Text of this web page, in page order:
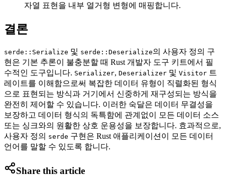
자열 표현을 내부 열거형 변형에 매핑합니다.
결론
serde::Serialize 및 serde::Deserialize의 사용자 정의 구
현은 기본 추론이 불충분할 때 Rust 개발자 도구 키트에서 필
수적인 도구입니다. Serializer, Deserializer 및 Visitor 트
레이트를 이해함으로써 복잡한 데이터 유형이 직렬화된 형식
으로 표현되는 방식과 거기에서 신중하게 재구성되는 방식을
완전히 제어할 수 있습니다. 이러한 숙달은 데이터 무결성을
보장하고 데이터 형식의 독특함에 관계없이 모든 데이터 소스
또는 싱크와의 원활한 상호 운용성을 보장합니다. 효과적으로,
사용자 정의 serde 구현은 Rust 애플리케이션이 모든 데이터
언어를 말할 수 있도록 합니다.
Share this article